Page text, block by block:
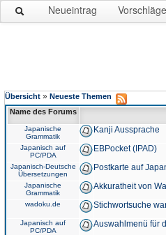
Neueintrag Vorschläge
Übersicht » Neueste Themen
Name des Forums
Japanische
Grammatik
Kanji Aussprache
Japanisch auf
PC/PDA
EBPocket (IPAD)
Japanisch-Deutsche
Übersetzungen
Postkarte auf
Japanische
Grammatik
Akkuratheit von
wadoku.de Stichwortsuche
Japanisch auf
PC/PDA
Auswahlmenü für